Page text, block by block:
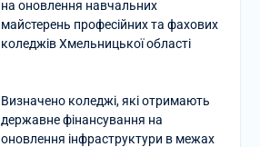
на оновлення навчальних
майстерень професійних та фахових
коледжів Хмельницької області
Визначено коледжі, які отримають
державне фінансування на
оновлення інфраструктури в межах